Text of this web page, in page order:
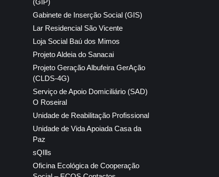
(GIP)
Gabinete de Inserção Social (GIS)
Lar Residencial São Vicente
Loja Social Baú dos Mimos
Projeto Aldeia do Sanacai
Projeto Geração Albufeira GerAção
(CLDS-4G)
Serviço de Apoio Domiciliário (SAD)
O Roseiral
Unidade de Reabilitação Profissional
Unidade de Vida Apoiada Casa da
Paz
sQIlls
Oficina Ecológica de Cooperação